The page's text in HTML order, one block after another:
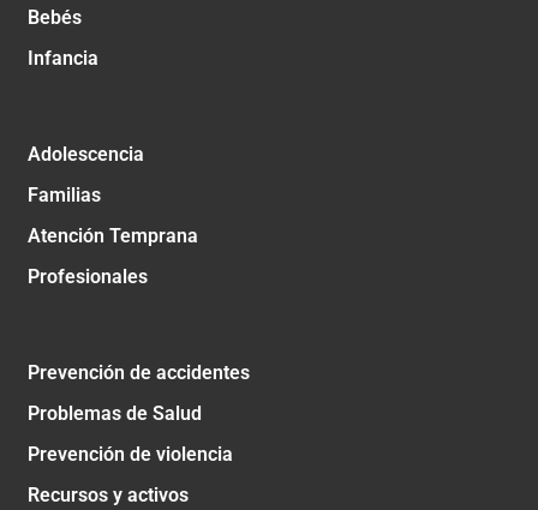
Bebés
Infancia
Adolescencia
Familias
Atención Temprana
Profesionales
Prevención de accidentes
Problemas de Salud
Prevención de violencia
Recursos y activos